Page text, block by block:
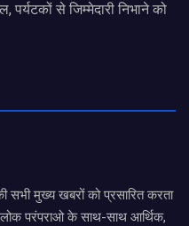
पर्यटकों से जिम्मेदारी निभाने को
सभी मुख्य खबरों को प्रसारित करता
लोक परंपराओ के साथ-साथ आर्थिक,